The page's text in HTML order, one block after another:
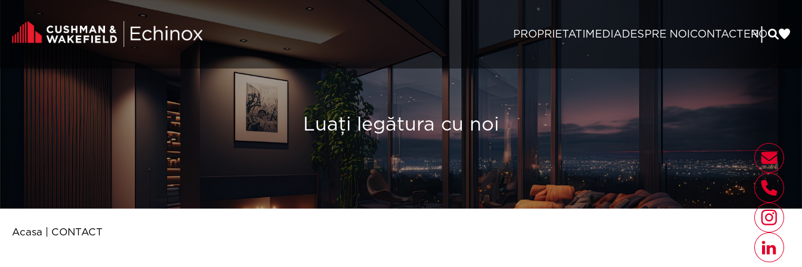
PROPRIETATIMEDIADESPRE NOICONTACTEN|
RO
Luați legătura cu noi
Acasa CONTACT